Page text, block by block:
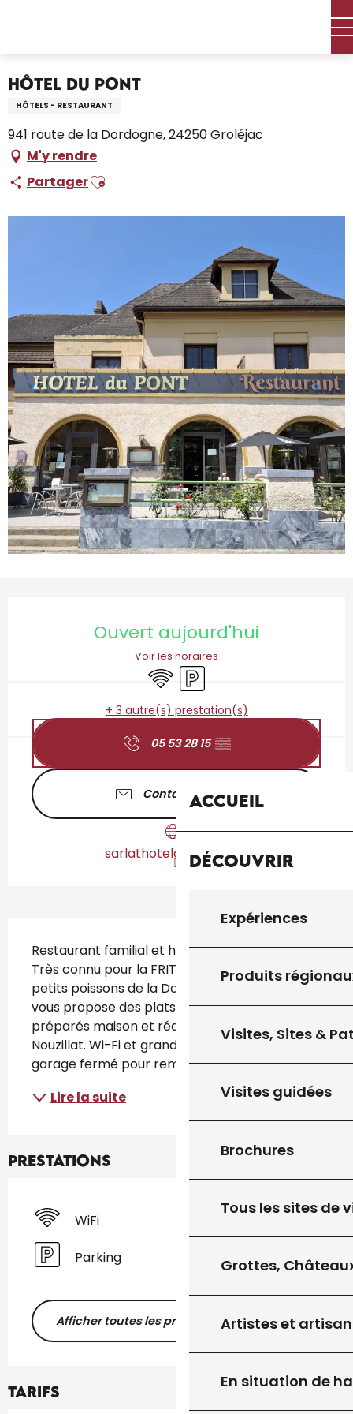
Accueil
Découvrir
Expériences
Produits
Visites, Sites &
Visites guidées
Brochures
Tous les sites de
Grottes,
Artistes et
En situation de
Hôtel du Pont
HÔTELS - RESTAURANT
941 route de la Dordogne, 24250 Groléjac
M'y rendre
PartagerAjouter aux favoris
Ouvert aujourd'hui
Voir les horaires
WiFi Parking
+ 3 autre(s) prestation(s)
05 53 28 15 ▒▒
Contactez-nous
sarlathoteldupont.com
Restaurant familial et hôtel avec 12 chambres.
Très connu pour la FRITURE d'Ablettes (les
petits poissons de la Dordogne). Le restaurant
vous propose des plats et des menus
préparés maison et réalisés par Chef Philippe
Nouzillat. Wi-Fi et grand parking gratuit et
garage fermé pour remiser vos vélos...
Lire la suite
Prestations
WiFi
Parking
Afficher toutes les prestations
Tarifs